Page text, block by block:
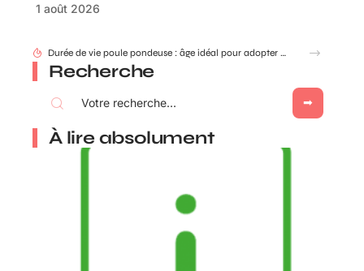
1 août 2026
Durée de vie poule pondeuse : âge idéal pour adopter ou renouveler ?
Recherche
À lire absolument